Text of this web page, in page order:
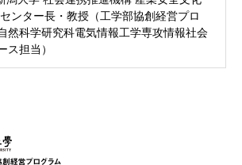
ンター長・教授（工学部協創経営プロ
然科学研究科電気情報工学専攻情報社会
ス担当）